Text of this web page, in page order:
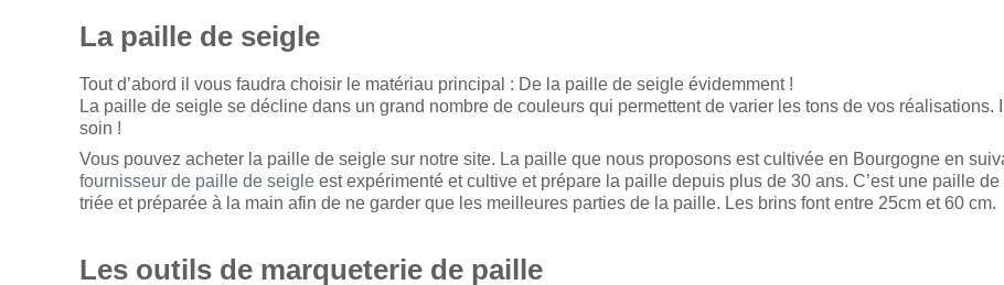
La paille de seigle
Tout d’abord il vous faudra choisir le matériau principal : De la paille de seigle évidemment !
La paille de seigle se décline dans un grand nombre de couleurs qui permettent de varier les tons de vos
soin !
Vous pouvez acheter la paille de seigle sur notre site. La paille que nous proposons est cultivée en Bourgogne en
fournisseur de paille de seigle est expérimenté et cultive et prépare la paille depuis plus de 30 ans. C’est une paille
triée et préparée à la main afin de ne garder que les meilleures parties de la paille. Les brins font entre 25cm et 60 cm.
Les outils de marqueterie de paille